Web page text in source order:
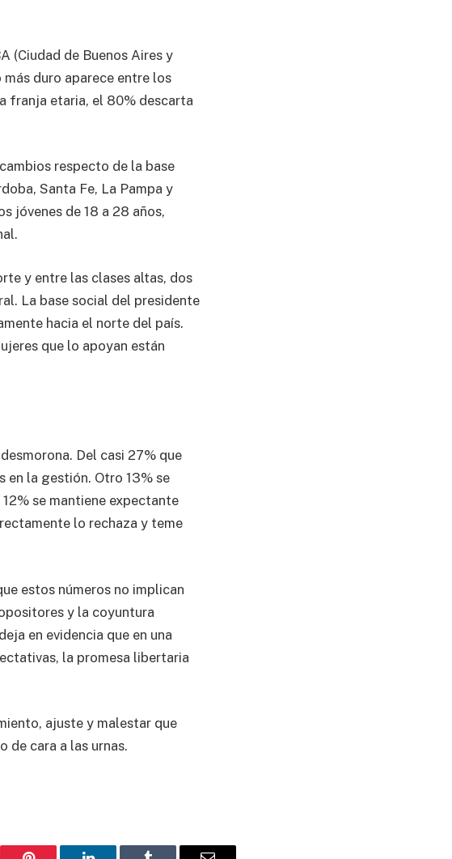
(Ciudad de Buenos Aires y
más duro aparece entre los
franja etaria, el 80% descarta
respecto de la base
Santa Fe, La Pampa y
jóvenes de 18 a 28 años,
y entre las clases altas, dos
La base social del presidente
hacia el norte del país.
que lo apoyan están
Del casi 27% que
en la gestión. Otro 13% se
se mantiene expectante
lo rechaza y teme
estos números no implican
y la coyuntura
en evidencia que en una
la promesa libertaria
ajuste y malestar que
de cara a las urnas.